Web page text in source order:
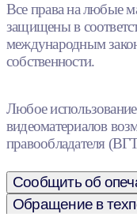
Все права на любые
защищены в
международным
собственности.
Любое
видеоматериалов
правообладателя
Сообщить об
Обращение в